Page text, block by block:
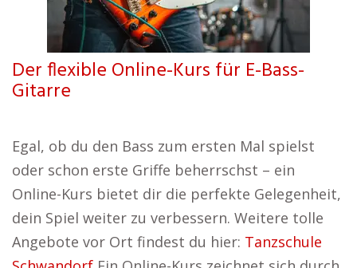
Der flexible Online-Kurs für E-Bass-
Gitarre
Egal, ob du den Bass zum ersten Mal spielst
oder schon erste Griffe beherrschst – ein
Online-Kurs bietet dir die perfekte Gelegenheit,
dein Spiel weiter zu verbessern. Weitere tolle
Angebote vor Ort findest du hier: Tanzschule